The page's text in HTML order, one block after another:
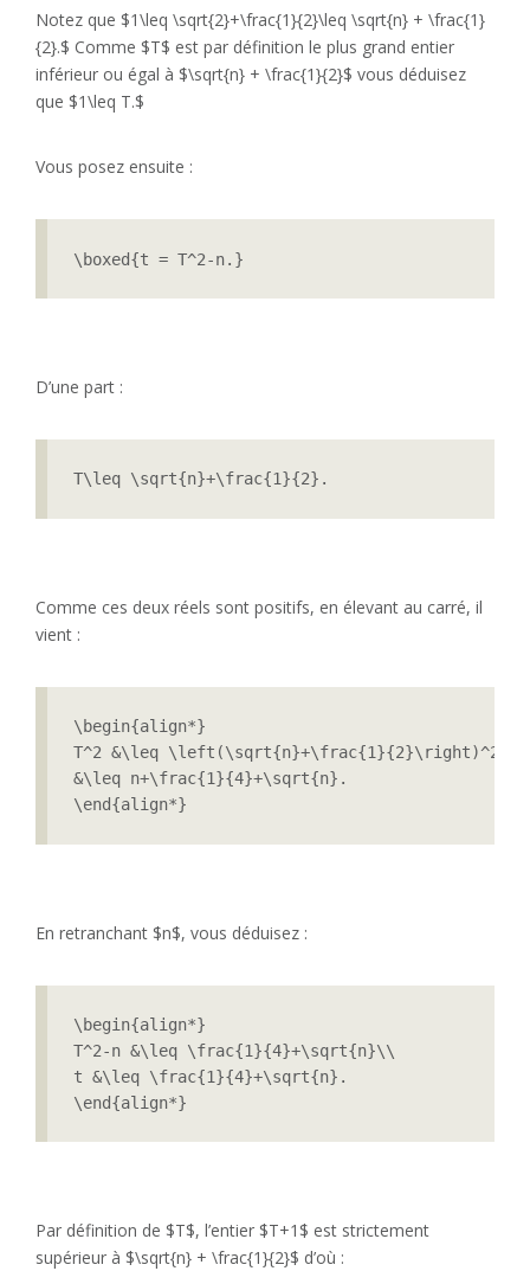
Notez que $1\leq \sqrt{2}+\frac{1}{2}\leq \sqrt{n} + \frac{1}
{2}.$ Comme $T$ est par définition le plus grand entier
inférieur ou égal à $\sqrt{n} + \frac{1}{2}$ vous déduisez
que $1\leq T.$
Vous posez ensuite :
\boxed{t = T^2-n.}
D’une part :
T\leq \sqrt{n}+\frac{1}{2}.
Comme ces deux réels sont positifs, en élevant au carré, il
vient :
\begin{align*}
T^2 &\leq \left(\sqrt{n}+\frac{1}{2}\right)^2\\
&\leq n+\frac{1}{4}+\sqrt{n}.
\end{align*}
En retranchant $n$, vous déduisez :
\begin{align*}
T^2-n &\leq \frac{1}{4}+\sqrt{n}\\
t &\leq \frac{1}{4}+\sqrt{n}.
Par définition de $T$, l’entier $T+1$ est strictement
supérieur à $\sqrt{n} + \frac{1}{2}$ d’où :